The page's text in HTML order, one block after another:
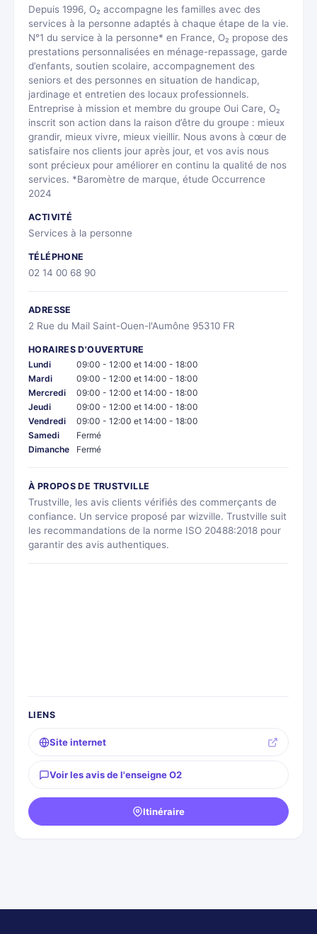
Depuis 1996, O₂ accompagne les familles avec des
services à la personne adaptés à chaque étape de la vie.
N°1 du service à la personne* en France, O₂ propose des
prestations personnalisées en ménage-repassage, garde
d’enfants, soutien scolaire, accompagnement des
seniors et des personnes en situation de handicap,
jardinage et entretien des locaux professionnels.
Entreprise à mission et membre du groupe Oui Care, O₂
inscrit son action dans la raison d’être du groupe : mieux
grandir, mieux vivre, mieux vieillir. Nous avons à cœur de
satisfaire nos clients jour après jour, et vos avis nous
sont précieux pour améliorer en continu la qualité de nos
services. *Baromètre de marque, étude Occurrence
2024
ACTIVITÉ
Services à la personne
TÉLÉPHONE
02 14 00 68 90
ADRESSE
2 Rue du Mail Saint-Ouen-l'Aumône 95310 FR
HORAIRES D'OUVERTURE
Lundi
09:00 - 12:00 et 14:00 - 18:00
Mardi
09:00 - 12:00 et 14:00 - 18:00
Mercredi
09:00 - 12:00 et 14:00 - 18:00
Jeudi
09:00 - 12:00 et 14:00 - 18:00
Vendredi
09:00 - 12:00 et 14:00 - 18:00
Samedi
Fermé
Dimanche
Fermé
À PROPOS DE TRUSTVILLE
Trustville, les avis clients vérifiés des commerçants de
confiance. Un service proposé par wizville. Trustville suit
les recommandations de la norme ISO 20488:2018 pour
garantir des avis authentiques.
LIENS
Site internet
Voir les avis de l'enseigne O2
Itinéraire